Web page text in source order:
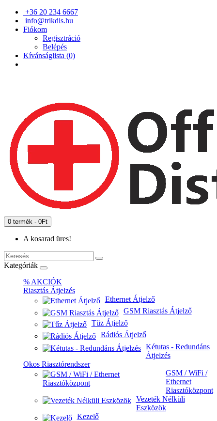
+36 20 234 6667
info@trikdis.hu
Fiókom
Regisztráció
Belépés
Kívánságlista (0)
0 termék - 0Ft
A kosarad üres!
Kategóriák
% AKCIÓK
Riasztás Átjelzés
Ethernet Átjelző
GSM Riasztás Átjelző
Tűz Átjelző
Rádiós Átjelző
Kétutas - Redundáns
Átjelzés
Okos Riasztórendszer
GSM / WiFi /
Ethernet
Riasztóközpont
Vezeték Nélküli
Eszközök
Kezelő